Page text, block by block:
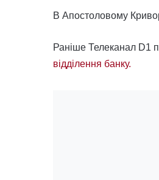
В Апостоловому
Раніше Телеканал D1
відділення банку.